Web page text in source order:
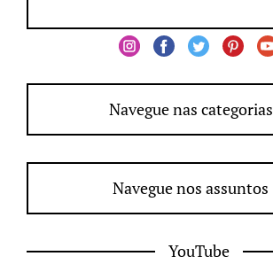
Navegue nas categorias
Navegue nos assuntos
YouTube